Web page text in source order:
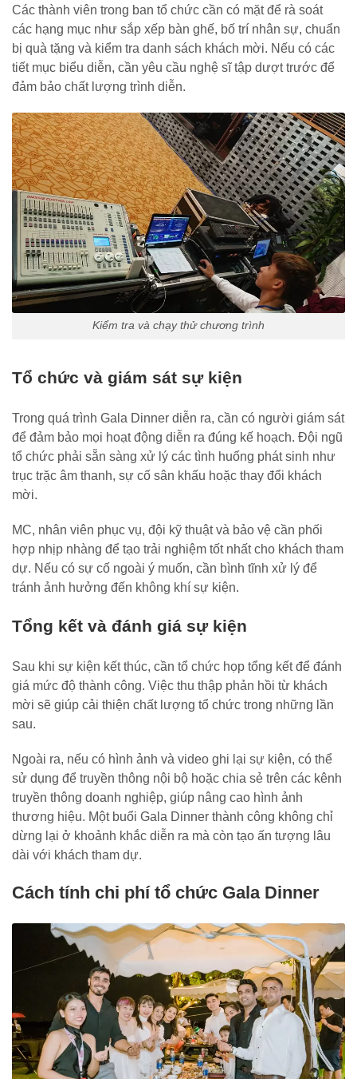
Các thành viên trong ban tổ chức cần có mặt để rà soát
các hạng mục như sắp xếp bàn ghế, bố trí nhân sự, chuẩn
bị quà tặng và kiểm tra danh sách khách mời. Nếu có các
tiết mục biểu diễn, cần yêu cầu nghệ sĩ tập dượt trước để
đảm bảo chất lượng trình diễn.
Kiểm tra và chạy thử chương trình
Tổ chức và giám sát sự kiện
Trong quá trình Gala Dinner diễn ra, cần có người giám sát
để đảm bảo mọi hoạt động diễn ra đúng kế hoạch. Đội ngũ
tổ chức phải sẵn sàng xử lý các tình huống phát sinh như
trục trặc âm thanh, sự cố sân khấu hoặc thay đổi khách
mời.
MC, nhân viên phục vụ, đội kỹ thuật và bảo vệ cần phối
hợp nhịp nhàng để tạo trải nghiệm tốt nhất cho khách tham
dự. Nếu có sự cố ngoài ý muốn, cần bình tĩnh xử lý để
tránh ảnh hưởng đến không khí sự kiện.
Tổng kết và đánh giá sự kiện
Sau khi sự kiện kết thúc, cần tổ chức họp tổng kết để đánh
giá mức độ thành công. Việc thu thập phản hồi từ khách
mời sẽ giúp cải thiện chất lượng tổ chức trong những lần
sau.
Ngoài ra, nếu có hình ảnh và video ghi lại sự kiện, có thể
sử dụng để truyền thông nội bộ hoặc chia sẻ trên các kênh
truyền thông doanh nghiệp, giúp nâng cao hình ảnh
thương hiệu. Một buổi Gala Dinner thành công không chỉ
dừng lại ở khoảnh khắc diễn ra mà còn tạo ấn tượng lâu
dài với khách tham dự.
Cách tính chi phí tổ chức Gala Dinner